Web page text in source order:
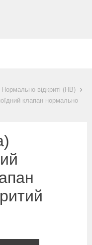
Нормально відкриті (НВ)
клапан нормально